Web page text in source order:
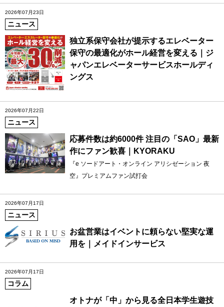
2026年07月23日
ニュース
独立系保守会社が提示するエレベーター
保守の最適化がホール経営を変える｜ジ
ャパンエレベーターサービスホールディ
ングス
2026年07月22日
ニュース
応募件数は約6000件 注目の「SAO」最新
作にファン歓喜｜KYORAKU
『e ソードアート・オンライン アリシゼーション 夜
空』プレミアムファン試打会
2026年07月17日
ニュース
お盆営業はイベントに頼らない堅実な運
用を｜メイドインサービス
2026年07月17日
コラム
オトナが「中」から見る全日本学生遊技